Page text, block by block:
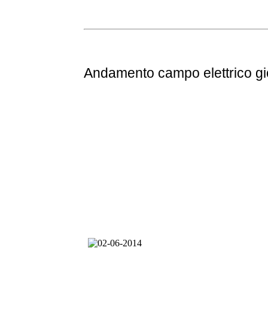
Andamento campo elettrico